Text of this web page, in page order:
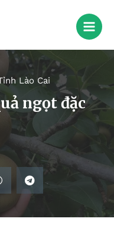
Lào Cai
ngọt đặc